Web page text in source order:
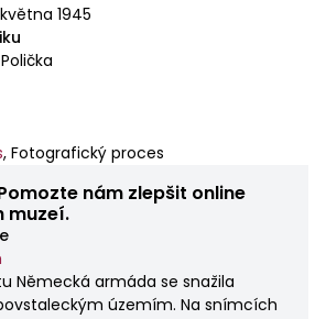
1945
, Fotografický proces
nám zlepšit online
muzeí.
Německá armáda se snažila
územím. Na snímcích